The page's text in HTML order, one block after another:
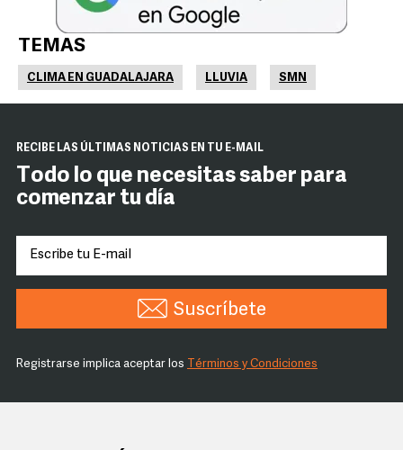
TEMAS
CLIMA EN GUADALAJARA LLUVIA SMN
RECIBE LAS ÚLTIMAS NOTICIAS EN TU E-MAIL
Todo lo que necesitas saber para
comenzar tu día
Suscríbete
Registrarse implica aceptar los Términos y Condiciones